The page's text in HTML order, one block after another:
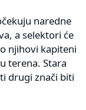
naredne
a selektori će
njihovi kapiteni
terena. Stara
drugi znači biti